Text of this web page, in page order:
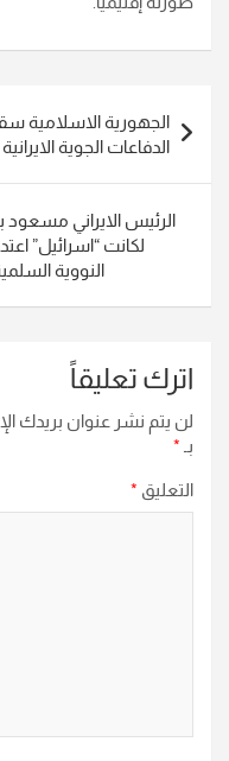
المقالات
الدفاعات الجوية الايرانية
الرئيس الايراني مسعود
لكانت “اسرائيل”
النووية
اترك تعليقاً
لن يتم نشر عنوان بريدك
بـ *
التعليق *